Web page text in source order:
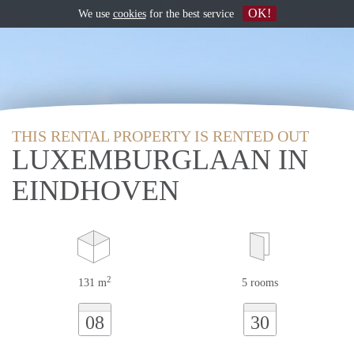
THIS RENTAL PROPERTY IS RENTED OUT
LUXEMBURGLAAN IN
EINDHOVEN
131 m2 5 rooms
08 30
We use cookiesfor the best service OK!